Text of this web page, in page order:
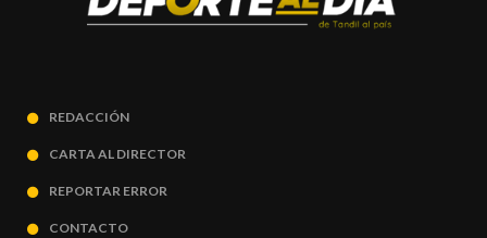
REDACCIÓN
CARTA AL DIRECTOR
REPORTAR ERROR
CONTACTO